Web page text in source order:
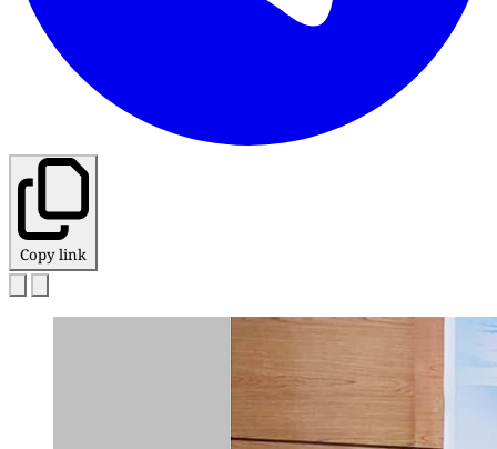
Copy link